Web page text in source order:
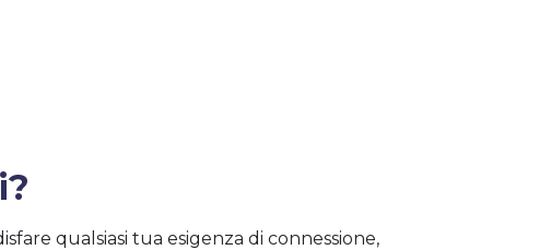
qualsiasi tua esigenza di connessione,